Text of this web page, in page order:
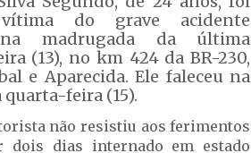
do grave acidente
madrugada da última
(13), no km 424 da BR-230,
e Aparecida. Ele faleceu na
feira (15).
não resistiu aos ferimentos
dois dias internado em estado